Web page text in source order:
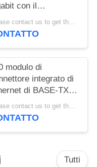
con il
la
interna Rj45
Please contact us to get the latest price. MOQ:1 pezzo
modulo di
integrato di
di BASE-TX
Filter Rj 45
Please contact us to get the latest price. MOQ:1 pezzo
Tutti